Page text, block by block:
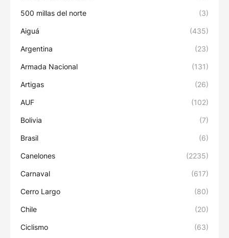
500 millas del norte (3)
Aiguá (435)
Argentina (23)
Armada Nacional (131)
Artigas (26)
AUF (102)
Bolivia (7)
Brasil (6)
Canelones (2235)
Carnaval (617)
Cerro Largo (80)
Chile (20)
Ciclismo (63)